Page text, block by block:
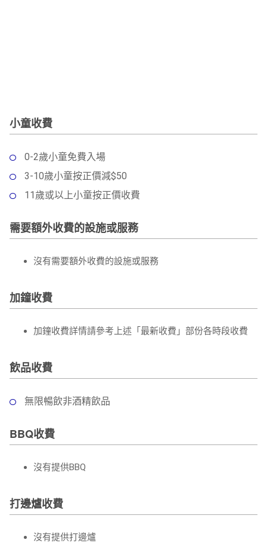
小童收費
0-2歲小童免費入場
3-10歲小童按正價減$50
11歲或以上小童按正價收費
需要額外收費的設施或服務
沒有需要額外收費的設施或服務
加鐘收費
加鐘收費詳情請參考上述「最新收費」部份各時段收費
飲品收費
無限暢飲非酒精飲品
BBQ收費
沒有提供BBQ
打邊爐收費
沒有提供打邊爐